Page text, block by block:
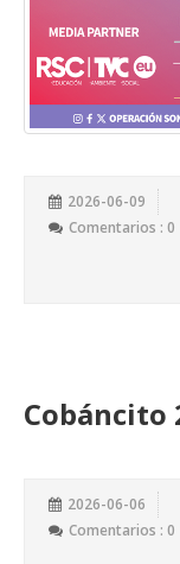
2026-06-09
Comentarios : 0
Cobáncito
2026-06-06
Comentarios : 0